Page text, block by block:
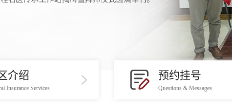
介绍
Insurance Services
预约挂号
Questions & Messages